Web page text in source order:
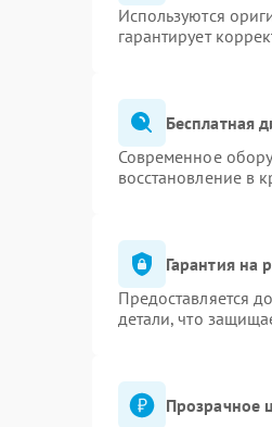
Используются
гарантирует
Бесплатная
Современное
восстановление в
Гарантия на
Предоставляется
детали, что
Прозрачное